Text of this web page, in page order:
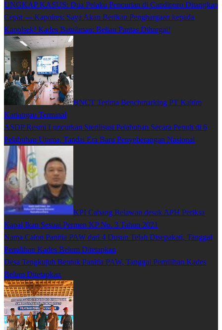
UNGKAP KASUS: Dua Pelaku Pencurian di Candipuro Ditangkap
Cepat — Kapolres: Saya Akan Berikan Penghargaan kepada
Kapolsek! Kades Batuliman: Beliau Pantas Dihargai!
BNCT Terima Benchmarking PT Kaltim
Kariangau Terminal
ASDP Resmi Luncurkan Sterilisasi Pelabuhan Secara Penuh di 6
Pelabuhan Utama, Tandai Era Baru Penyeberangan Nasional
KPI Cabang Belawan desak APH Periksa
Kapal Ikan Sesuai Permen KP No. 3 Tahun 2021
Nama Calon Panitia PAW dari 4 Dusun Telah Disepakati, Tanggal
Pemilihan Kades Belum Ditetapkan
Desa Tengkujuh Bentuk Panitia PAW, Tanggal Pemilihan Kades
Belum Ditetapkan